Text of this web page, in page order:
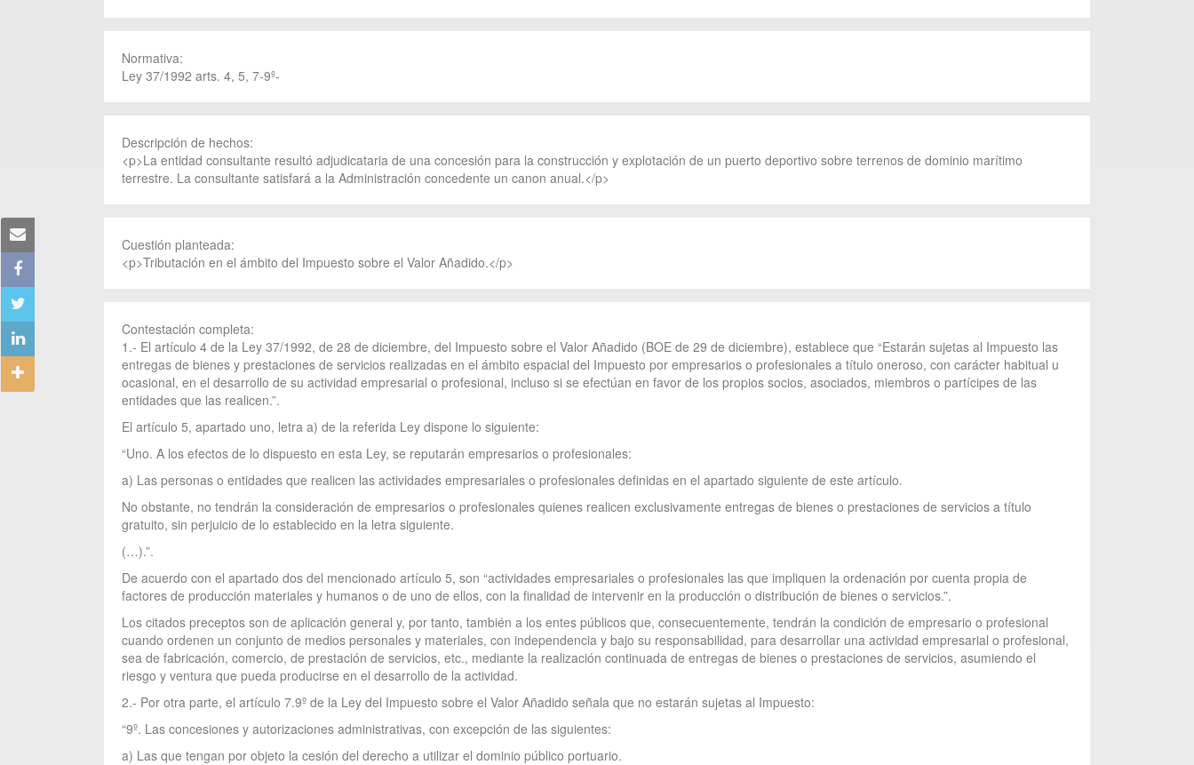
Normativa:
Ley 37/1992 arts. 4, 5, 7-9º-
Descripción de hechos:
<p>La entidad consultante resultó adjudicataria de una concesión para la construcción y explotación de un puerto deportivo sobre terrenos de dominio marítimo
terrestre. La consultante satisfará a la Administración concedente un canon anual.</p>
Cuestión planteada:
<p>Tributación en el ámbito del Impuesto sobre el Valor Añadido.</p>
Contestación completa:
1.- El artículo 4 de la Ley 37/1992, de 28 de diciembre, del Impuesto sobre el Valor Añadido (BOE de 29 de diciembre), establece que “Estarán sujetas al Impuesto las
entregas de bienes y prestaciones de servicios realizadas en el ámbito espacial del Impuesto por empresarios o profesionales a título oneroso, con carácter habitual u
ocasional, en el desarrollo de su actividad empresarial o profesional, incluso si se efectúan en favor de los propios socios, asociados, miembros o partícipes de las
entidades que las realicen.”.
El artículo 5, apartado uno, letra a) de la referida Ley dispone lo siguiente:
“Uno. A los efectos de lo dispuesto en esta Ley, se reputarán empresarios o profesionales:
a) Las personas o entidades que realicen las actividades empresariales o profesionales definidas en el apartado siguiente de este artículo.
No obstante, no tendrán la consideración de empresarios o profesionales quienes realicen exclusivamente entregas de bienes o prestaciones de servicios a título
gratuito, sin perjuicio de lo establecido en la letra siguiente.
(…).”.
De acuerdo con el apartado dos del mencionado artículo 5, son “actividades empresariales o profesionales las que impliquen la ordenación por cuenta propia de
factores de producción materiales y humanos o de uno de ellos, con la finalidad de intervenir en la producción o distribución de bienes o servicios.”.
Los citados preceptos son de aplicación general y, por tanto, también a los entes públicos que, consecuentemente, tendrán la condición de empresario o profesional
cuando ordenen un conjunto de medios personales y materiales, con independencia y bajo su responsabilidad, para desarrollar una actividad empresarial o profesional,
sea de fabricación, comercio, de prestación de servicios, etc., mediante la realización continuada de entregas de bienes o prestaciones de servicios, asumiendo el
riesgo y ventura que pueda producirse en el desarrollo de la actividad.
2.- Por otra parte, el artículo 7.9º de la Ley del Impuesto sobre el Valor Añadido señala que no estarán sujetas al Impuesto:
“9º. Las concesiones y autorizaciones administrativas, con excepción de las siguientes:
a) Las que tengan por objeto la cesión del derecho a utilizar el dominio público portuario.